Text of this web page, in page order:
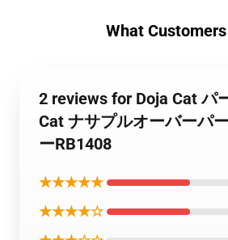
What
2 reviews for Doja Cat パ
Cat ナサプルオーバーパ
ーRB1408
★★★★★
★★★★☆